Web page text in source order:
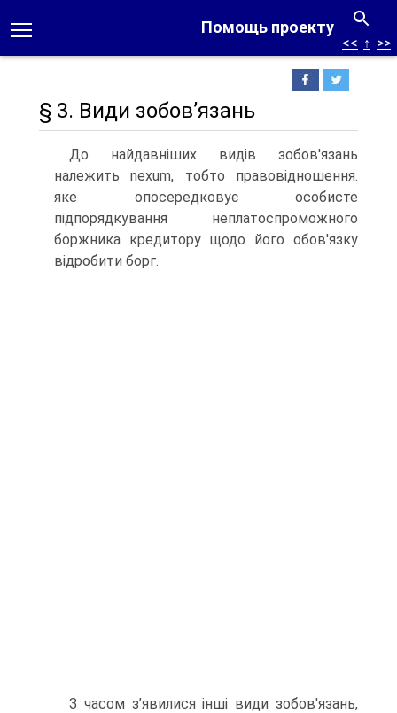
Помощь проекту
<< ↑ >>
§ 3. Види зобов’язань
До найдавніших видів зобов'язань
належить nexum, тобто правовід­ношення.
яке опосередковує особисте
підпорядкування неплатоспромож­ного
боржника кредитору щодо його обов'язку
відробити борг.
З часом з’явилися інші види зобов'язань,